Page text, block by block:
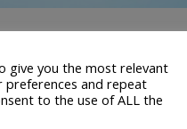
savunma sanayisinde
Linux tabanlı
olsa da şu anda
Verilen Önem …
give you the most relevant
preferences and repeat
to the use of ALL the